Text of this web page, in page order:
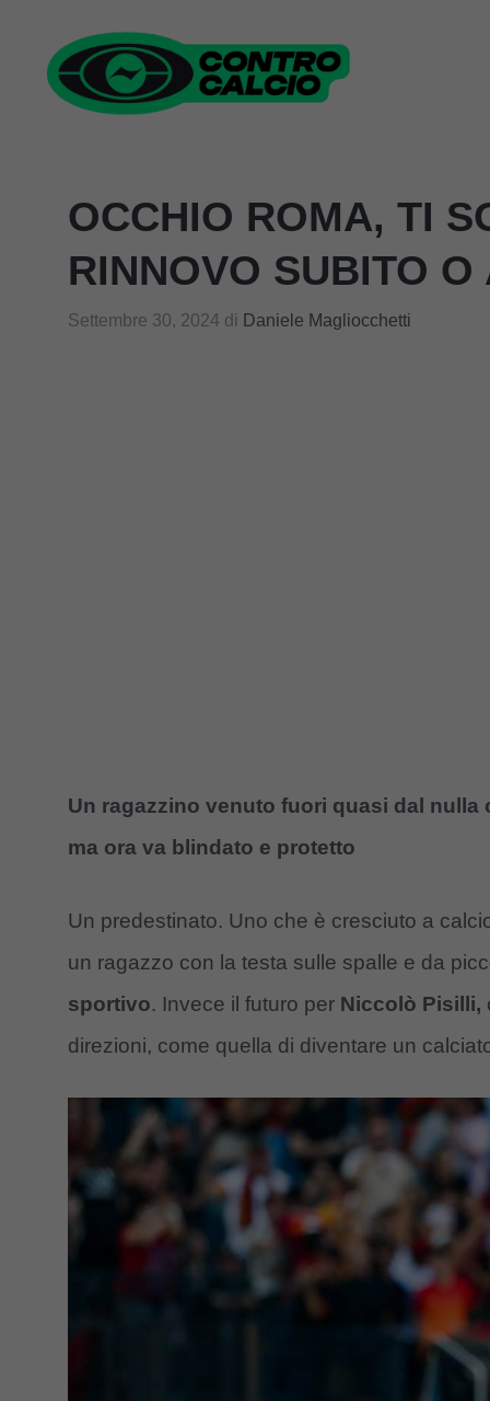
contenuto
OCCHIO ROMA, TI
RINNOVO SUBITO
Settembre 30, 2024 di Daniele Magliocchetti
Un ragazzino venuto fuori quasi dal
ma ora va blindato e protetto
Un predestinato. Uno che è cresciuto a
un ragazzo con la testa sulle spalle e da
sportivo. Invece il futuro per Niccolò Pisilli,
direzioni, come quella di diventare un